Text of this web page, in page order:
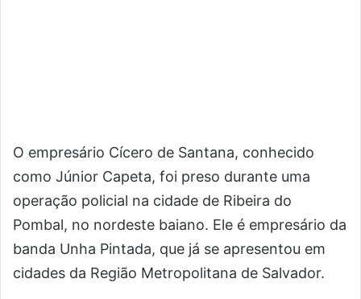
O empresário Cícero de Santana, conhecido
como Júnior Capeta, foi preso durante uma
operação policial na cidade de Ribeira do
Pombal, no nordeste baiano. Ele é empresário da
banda Unha Pintada, que já se apresentou em
cidades da Região Metropolitana de Salvador.